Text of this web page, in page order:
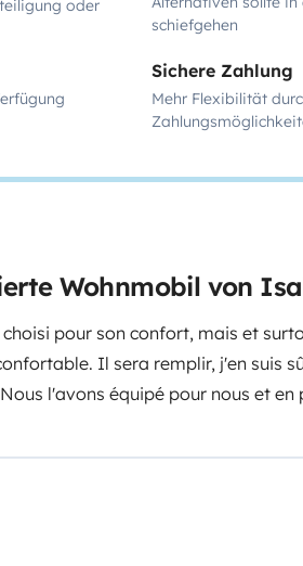
oder
schiefgehen
Sichere Zahlung
Mehr Flexibilität
Wohnmobil von
pour son confort, mais et
Il sera remplir, j'en suis
l'avons équipé pour nous et en
proposons différents petits packs
une question ne coûte rien et je